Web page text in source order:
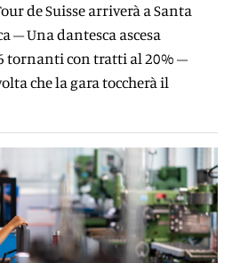
de Suisse arriverà a Santa
– Una dantesca ascesa
tornanti con tratti al 20% –
che la gara toccherà il